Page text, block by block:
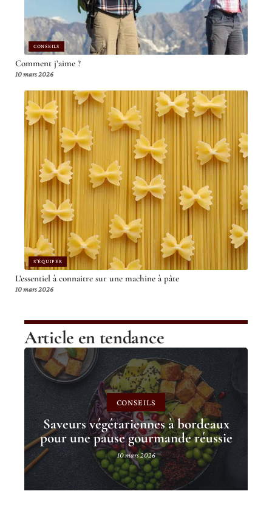
CONSEILS
Comment j’aime ?
10 mars 2026
S'ÉQUIPER
L’essentiel à connaitre sur une machine à pâte
10 mars 2026
Article en tendance
CONSEILS
Saveurs végétariennes à bordeaux
pour une pause gourmande réussie
10 mars 2026